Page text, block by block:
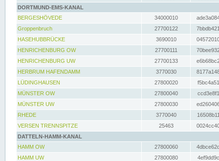
DORTMUND-EMS-KANAL
BERGESHÖVEDE
34000010
Groppenbruch
27700122
HASEHUBBRÜCKE
3690010
HENRICHENBURG OW
27700111
HENRICHENBURG UW
27700133
HERBRUM HAFENDAMM
3770030
LÜDINGHAUSEN
27800020
MÜNSTER OW
27800040
MÜNSTER UW
27800030
RHEDE
3770040
VERSEN TRENNSPITZE
25463
DATTELN-HAMM-KANAL
HAMM OW
27800060
HAMM UW
27800080